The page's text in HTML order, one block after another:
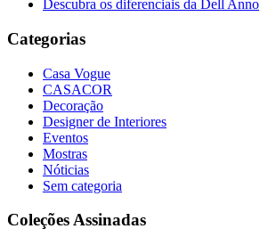
Descubra os diferenciais da Dell Anno
Categorias
Casa Vogue
CASACOR
Decoração
Designer de Interiores
Eventos
Mostras
Nóticias
Sem categoria
Coleções Assinadas